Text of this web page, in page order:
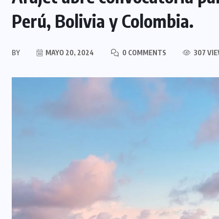
Perú, Bolivia y Colombia.
BY MAYO 20, 2024 0 COMMENTS 307